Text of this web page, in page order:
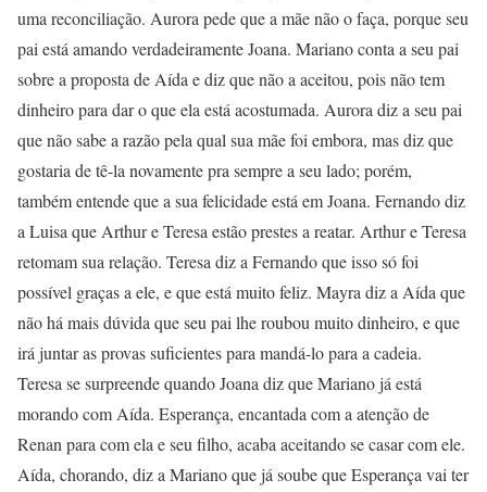
uma reconciliação. Aurora pede que a mãe não o faça, porque seu
pai está amando verdadeiramente Joana. Mariano conta a seu pai
sobre a proposta de Aída e diz que não a aceitou, pois não tem
dinheiro para dar o que ela está acostumada. Aurora diz a seu pai
que não sabe a razão pela qual sua mãe foi embora, mas diz que
gostaria de tê-la novamente pra sempre a seu lado; porém,
também entende que a sua felicidade está em Joana. Fernando diz
a Luisa que Arthur e Teresa estão prestes a reatar. Arthur e Teresa
retomam sua relação. Teresa diz a Fernando que isso só foi
possível graças a ele, e que está muito feliz. Mayra diz a Aída que
não há mais dúvida que seu pai lhe roubou muito dinheiro, e que
irá juntar as provas suficientes para mandá-lo para a cadeia.
Teresa se surpreende quando Joana diz que Mariano já está
morando com Aída. Esperança, encantada com a atenção de
Renan para com ela e seu filho, acaba aceitando se casar com ele.
Aída, chorando, diz a Mariano que já soube que Esperança vai ter